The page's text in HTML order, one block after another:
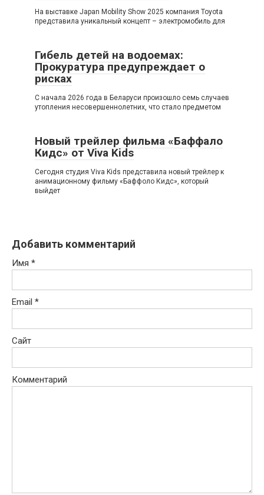
На выставке Japan Mobility Show 2025 компания Toyota
представила уникальный концепт – электромобиль для
Гибель детей на водоемах:
Прокуратура предупреждает о
рисках
С начала 2026 года в Беларуси произошло семь случаев
утопления несовершеннолетних, что стало предметом
Новый трейлер фильма «Баффало
Кидс» от Viva Kids
Сегодня студия Viva Kids представила новый трейлер к
анимационному фильму «Баффоло Кидс», который
выйдет
Добавить комментарий
Имя *
Email *
Сайт
Комментарий